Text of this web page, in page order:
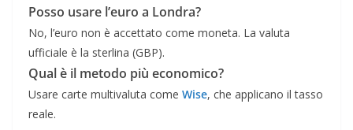
Posso usare l’euro a Londra?
No, l’euro non è accettato come moneta. La valuta
ufficiale è la sterlina (GBP).
Qual è il metodo più economico?
Usare carte multivaluta come Wise, che applicano il tasso
reale.